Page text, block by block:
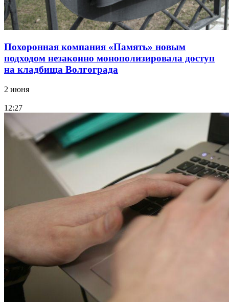
Похоронная компания «Память» новым
подходом незаконно монополизировала доступ
на кладбища Волгограда
2 июня
12:27